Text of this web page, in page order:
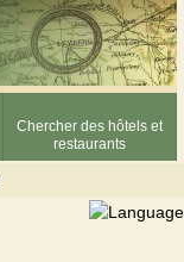
Chercher des hôtels et
restaurants